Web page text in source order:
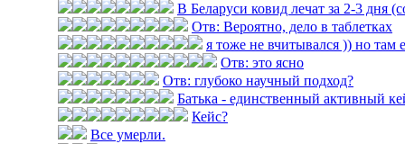
В Беларуси ковид лечат за 2-3 дня
Отв: Вероятно, дело в таблетках
я тоже не вчитывался )) но там
Отв: это ясно
Отв: глубоко научный подход?
Батька - единственный активный
Кейс?
Все умерли.